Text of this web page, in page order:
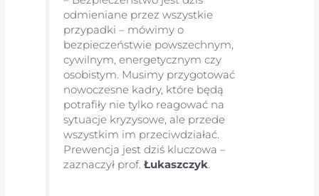
odmieniane przez wszystkie
przypadki – mówimy o
bezpieczeństwie powszechnym,
cywilnym, energetycznym czy
osobistym. Musimy przygotować
nowoczesne kadry, które będą
potrafiły nie tylko reagować na
sytuacje kryzysowe, ale przede
wszystkim im przeciwdziałać.
Prewencja jest dziś kluczowa –
zaznaczył prof. Łukaszczyk.